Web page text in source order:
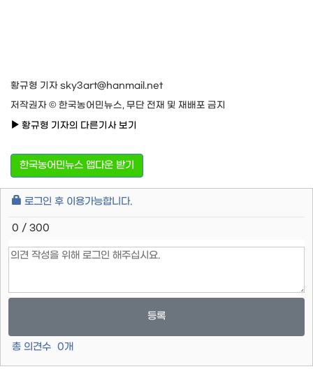
황규형 기자 sky3art@hanmail.net
저작권자 © 한국농어민뉴스, 무단 전재 및 재배포 금지
황규형 기자의 다른기사 보기
한국농어민뉴스 앱다운 받기
로그인 후 이용가능합니다.
0 / 300
등록
총 의견수 0개